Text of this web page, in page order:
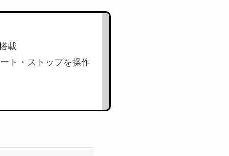
載
ト・ストップを操作